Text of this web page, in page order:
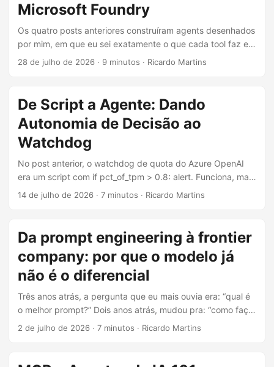
Microsoft Foundry
Os quatro posts anteriores construíram agents desenhados
por mim, em que eu sei exatamente o que cada tool faz e
lembro de cabeça qual flag restringe o quê. Isso funciona
pergunta deixa de ser “essa tool é segura?” e passa a ser
“como eu sei, no nível organizacional, o que está rodando e
com quais permissões?”. É nesse momento que governança
deixa de ser boa prática e vira pré-requisito. ...
28 de julho de 2026 · 9 minutos · Ricardo Martins
De Script a Agente: Dando
Autonomia de Decisão ao
Watchdog
No post anterior, o watchdog de quota do Azure OpenAI
era um script com if pct_of_tpm > 0.8: alert. Funciona, mas
carrega um problema que qualquer pessoa que já
sempre consome 90% de TPM por 10 minutos no
fechamento do mês e depois volta ao normal é, para o
script, o mesmo evento que algum agent solto no ambiente
entrando em loop e queimando tokens sem parar. Os dois
cruzam o mesmo threshold; só um deles merece acordar
alguém. ...
14 de julho de 2026 · 7 minutos · Ricardo Martins
Da prompt engineering à frontier
company: por que o modelo já
não é o diferencial
Três anos atrás, a pergunta que eu mais ouvia era: “qual é
o melhor prompt?” Dois anos atrás, mudou pra: “como faço
RAG?” Ano passado: “como construo um agent?” Esse ano,
agora é como uma empresa inteira opera com agents, com
2 de julho de 2026 · 7 minutos · Ricardo Martins